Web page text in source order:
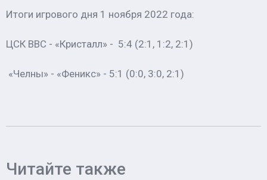
Итоги игрового дня 1 ноября 2022 года:
ЦСК ВВС - «Кристалл» - 5:4 (2:1, 1:2, 2:1)
«Челны» - «Феникс» - 5:1 (0:0, 3:0, 2:1)
Читайте также